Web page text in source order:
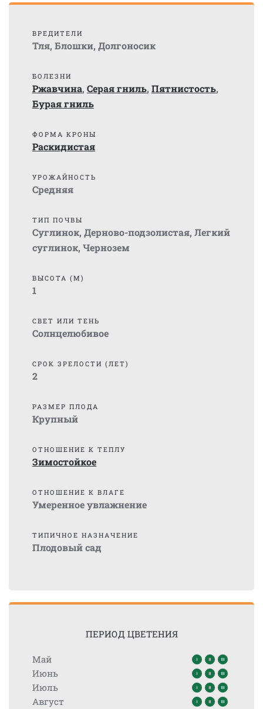
ВРЕДИТЕЛИ
Тля, Блошки, Долгоносик
БОЛЕЗНИ
Ржавчина, Серая гниль, Пятнистость,
Бурая гниль
ФОРМА КРОНЫ
Раскидистая
УРОЖАЙНОСТЬ
Средняя
ТИП ПОЧВЫ
Суглинок, Дерново-подзолистая, Легкий
суглинок, Чернозем
ВЫСОТА (М)
1
СВЕТ ИЛИ ТЕНЬ
Солнцелюбивое
СРОК ЗРЕЛОСТИ (ЛЕТ)
2
РАЗМЕР ПЛОДА
Крупный
ОТНОШЕНИЕ К ТЕПЛУ
Зимостойкое
ОТНОШЕНИЕ К ВЛАГЕ
Умеренное увлажнение
ТИПИЧНОЕ НАЗНАЧЕНИЕ
Плодовый сад
ПЕРИОД ЦВЕТЕНИЯ
Май
Июнь
Июль
Август